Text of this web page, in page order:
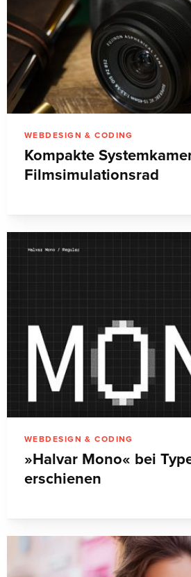
WEBDESIGN & CODING
Kompakte
Filmsimulationsrad
WEBDESIGN & CODING
»Halvar Mono« bei
erschienen